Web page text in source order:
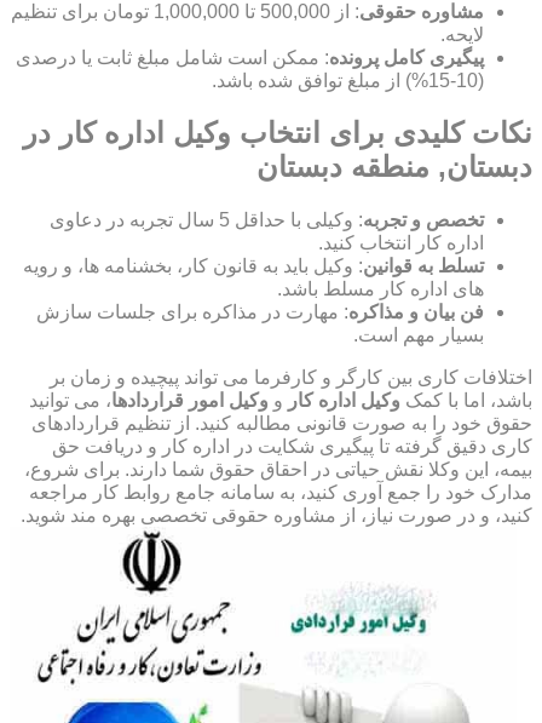
مشاوره حقوقی
: از 500,000 تا 1,000,000 تومان برای تنظیم
لایحه.
پیگیری کامل پرونده: ممکن است شامل مبلغ ثابت یا درصدی
(10-15%) از مبلغ توافق شده باشد.
نکات کلیدی برای انتخاب وکیل اداره کار در
دبستان, منطقه دبستان
تخصص و تجربه
: وکیلی با حداقل 5 سال تجربه در دعاوی
اداره کار انتخاب کنید.
تسلط به قوانین: وکیل باید به قانون کار، بخشنامه ها، و رویه
های اداره کار مسلط باشد.
فن بیان و مذاکره: مهارت در مذاکره برای جلسات سازش
بسیار مهم است.
اختلافات کاری بین کارگر و کارفرما می تواند پیچیده و زمان بر
باشد، اما با کمک وکیل اداره کار و وکیل امور قراردادها، می توانید
حقوق خود را به صورت قانونی مطالبه کنید. از تنظیم قراردادهای
کاری دقیق گرفته تا پیگیری شکایت در اداره کار و دریافت حق
بیمه، این وکلا نقش حیاتی در احقاق حقوق شما دارند. برای شروع،
مدارک خود را جمع آوری کنید، به سامانه جامع روابط کار مراجعه
کنید، و در صورت نیاز، از مشاوره حقوقی تخصصی بهره مند شوید.